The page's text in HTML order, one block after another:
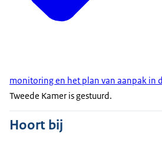
monitoring en het plan van aanpak in
Tweede Kamer is gestuurd.
Hoort bij